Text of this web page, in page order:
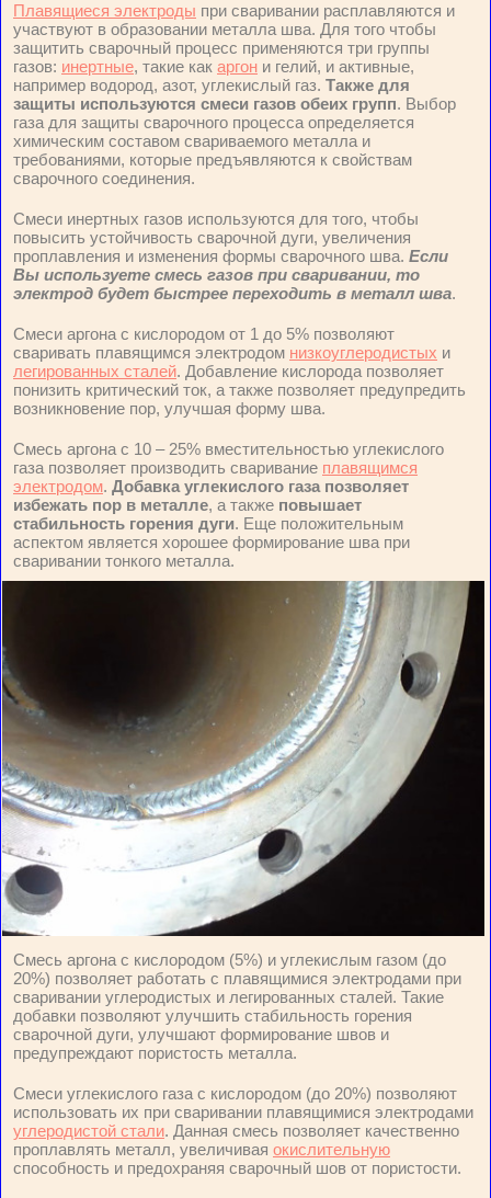
Плавящиеся электроды при сваривании расплавляются и
участвуют в образовании металла шва. Для того чтобы
защитить сварочный процесс применяются три группы
газов: инертные, такие как аргон и гелий, и активные,
например водород, азот, углекислый газ. Также для
защиты используются смеси газов обеих групп. Выбор
газа для защиты сварочного процесса определяется
химическим составом свариваемого металла и
требованиями, которые предъявляются к свойствам
сварочного соединения.
Смеси инертных газов используются для того, чтобы
повысить устойчивость сварочной дуги, увеличения
проплавления и изменения формы сварочного шва. Если
Вы используете смесь газов при сваривании, то
электрод будет быстрее переходить в металл шва.
Смеси аргона с кислородом от 1 до 5% позволяют
сваривать плавящимся электродом низкоуглеродистых и
легированных сталей. Добавление кислорода позволяет
понизить критический ток, а также позволяет предупредить
возникновение пор, улучшая форму шва.
Смесь аргона с 10 – 25% вместительностью углекислого
газа позволяет производить сваривание плавящимся
электродом. Добавка углекислого газа позволяет
избежать пор в металле, а также повышает
стабильность горения дуги. Еще положительным
аспектом является хорошее формирование шва при
сваривании тонкого металла.
Смесь аргона с кислородом (5%) и углекислым газом (до
20%) позволяет работать с плавящимися электродами при
сваривании углеродистых и легированных сталей. Такие
добавки позволяют улучшить стабильность горения
сварочной дуги, улучшают формирование швов и
предупреждают пористость металла.
Смеси углекислого газа с кислородом (до 20%) позволяют
использовать их при сваривании плавящимися электродами
углеродистой стали. Данная смесь позволяет качественно
проплавлять металл, увеличивая окислительную
способность и предохраняя сварочный шов от пористости.